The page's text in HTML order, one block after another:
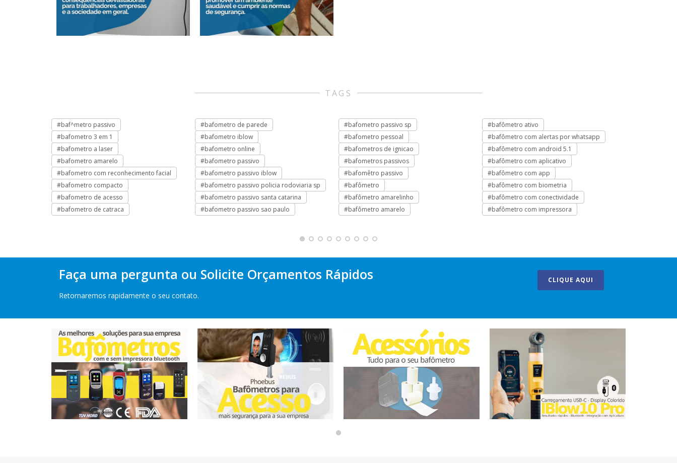
TAGS
#baf^metro passivo
#bafometro 3 em 1
#bafometro a laser
#bafometro amarelo
#bafometro com reconhecimento facial
#bafometro compacto
#bafometro de acesso
#bafometro de catraca
#bafometro de parede
#bafometro iblow
#bafometro online
#bafometro passivo
#bafometro passivo iblow
#bafometro passivo policia rodoviaria sp
#bafometro passivo santa catarina
#bafometro passivo sao paulo
#bafometro passivo sp
#bafometro pessoal
#bafometros de ignicao
#bafometros passivos
#bafomêtro passivo
#bafômetro
#bafômetro amarelinho
#bafômetro amarelo
#bafômetro ativo
#bafômetro com alertas por whatsapp
#bafômetro com android 5.1
#bafômetro com aplicativo
#bafômetro com app
#bafômetro com biometria
#bafômetro com conectividade
#bafômetro com impressora
Faça uma pergunta ou Solicite Orçamentos Rápidos
Retornaremos rapidamente o seu contato.
CLIQUE AQUI